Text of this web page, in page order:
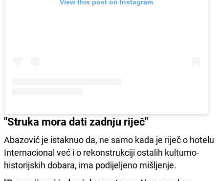
View this post on Instagram
"Struka mora dati zadnju riječ"
Abazović je istaknuo da, ne samo kada je riječ o hotelu
Internacional već i o rekonstrukciji ostalih kulturno-
historijskih dobara, ima podijeljeno mišljenje.